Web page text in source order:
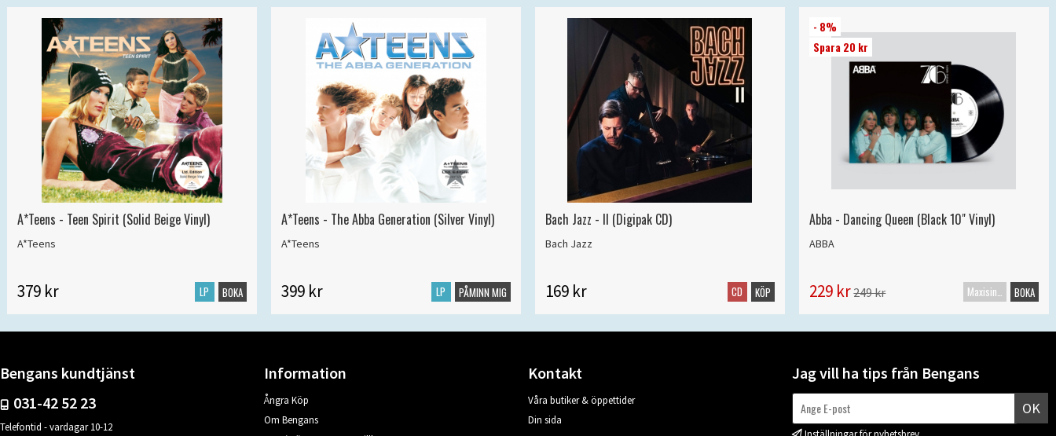
A*Teens - Teen Spirit (Solid Beige Vinyl)
A*Teens
379 kr LP BOKA
A*Teens - The Abba Generation (Silver Vinyl)
A*Teens
399 kr LP PÅMINN MIG
Bach Jazz - II (Digipak CD)
Bach Jazz
169 kr CD KÖP
- 8%
Spara 20 kr
Abba - Dancing Queen (Black 10" Vinyl)
ABBA
229 kr249 kr Maxisingel BOKA
Bengans kundtjänst
031-42 52 23
Telefontid - vardagar 10-12
Information
Ångra Köp
Om Bengans
Kontakt
Våra butiker & öppettider
Din sida
Jag vill ha tips från Bengans
OK